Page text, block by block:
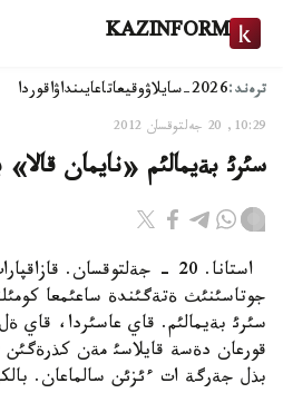
KAZINFORM
ترەند:2026-سايلاۋ وقيعاتاعايىنداۋاقوردا
10:29, 20 جەلتوقسان 2012
سئرئ بةيمالئم «نايمان
استانا. 20 - جةلتوقسان.
جوتاسئنئث ةتةگئندة ساعئمعا
سئرئ بةيمالئم. قاي عاسئردا، قاي
قورعان دةسة قايلاسئ مةن كذرةگئن
بذل جةرگة ات ءئزئن سالماعان.